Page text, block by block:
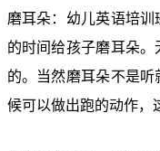
磨耳朵：幼儿英语培
的时间给孩子磨耳朵
的。当然磨耳朵不是
候可以做出跑的动作，